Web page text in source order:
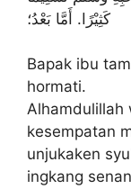
كَثِيْرًا. أَمَّا بَعْدُ؛
Bapak ibu
hormati.
Alhamdulillah
kesempatan
unjukaken
ingkang